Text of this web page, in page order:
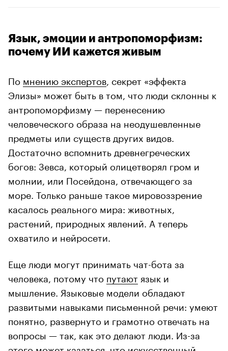
Язык, эмоции и антропоморфизм:
почему ИИ кажется живым
По мнению экспертов , секрет «эффекта
Элизы» может быть в том, что люди склонны к
антропоморфизму — перенесению
человеческого образа на неодушевленные
предметы или существ других видов.
Достаточно вспомнить древнегреческих
богов: Зевса, который олицетворял гром и
молнии, или Посейдона, отвечающего за
море. Только раньше такое мировоззрение
касалось реального мира: животных,
растений, природных явлений. А теперь
охватило и нейросети.
Еще люди могут принимать чат-бота за
человека, потому что путают язык и
мышление. Языковые модели обладают
развитыми навыками письменной речи: умеют
понятно, развернуто и грамотно отвечать на
вопросы — так, как это делают люди. Из-за